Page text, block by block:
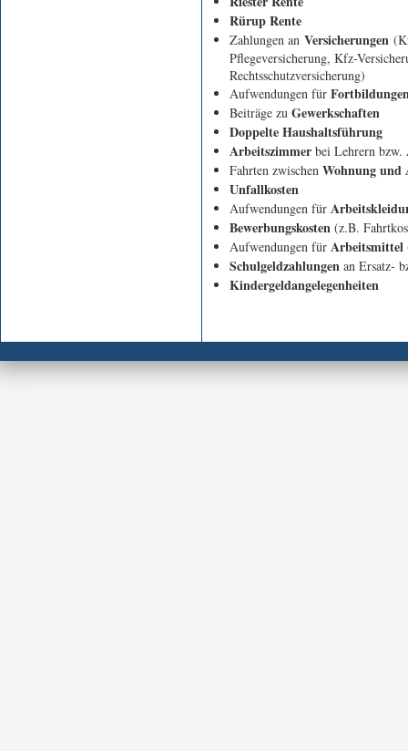
Rürup Rente
Zahlungen an Versicherungen
Pflegeversicherung, Kfz-
Rechtsschutzversicherung)
Aufwendungen für
Beiträge zu Gewerkschaften
Doppelte Haushaltsführung
Arbeitszimmer bei Lehrern bzw.
Fahrten zwischen Wohnung und
Unfallkosten
Aufwendungen für
Bewerbungskosten (z.B.
Aufwendungen für Arbeitsmittel
Schulgeldzahlungen an Ersatz-
Kindergeldangelegenheiten